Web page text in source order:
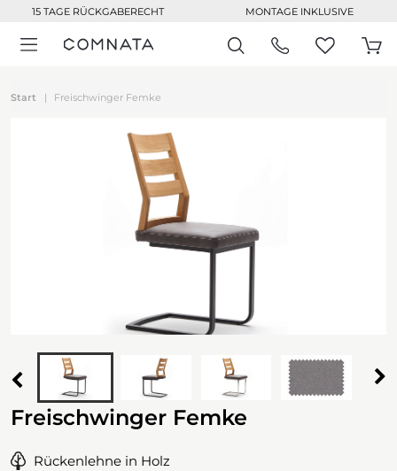
15 TAGE RÜCKGABERECHT MONTAGE INKLUSIVE
Start Freischwinger Femke
Freischwinger Femke
Rückenlehne in Holz